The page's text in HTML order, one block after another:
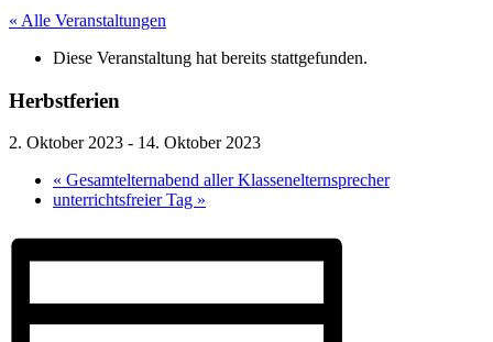
« Alle Veranstaltungen
Diese Veranstaltung hat bereits stattgefunden.
Herbstferien
2. Oktober 2023 - 14. Oktober 2023
« Gesamtelternabend aller Klassenelternsprecher
unterrichtsfreier Tag »